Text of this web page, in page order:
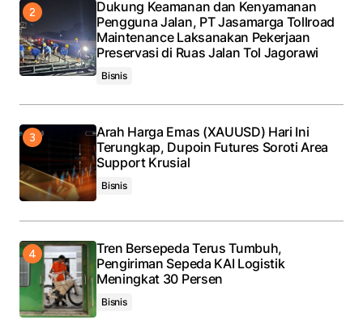
Dukung Keamanan dan Kenyamanan
Pengguna Jalan, PT Jasamarga Tollroad
Maintenance Laksanakan Pekerjaan
Preservasi di Ruas Jalan Tol Jagorawi
Bisnis
Arah Harga Emas (XAUUSD) Hari Ini
Terungkap, Dupoin Futures Soroti Area
Support Krusial
Bisnis
Tren Bersepeda Terus Tumbuh,
Pengiriman Sepeda KAI Logistik
Meningkat 30 Persen
Bisnis